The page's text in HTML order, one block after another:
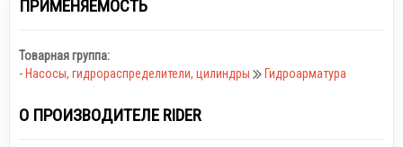
ПРИМЕНЯЕМОСТЬ
Товарная группа:
-Насосы, гидрораспределители, цилиндры Гидроарматура
О ПРОИЗВОДИТЕЛЕ RIDER